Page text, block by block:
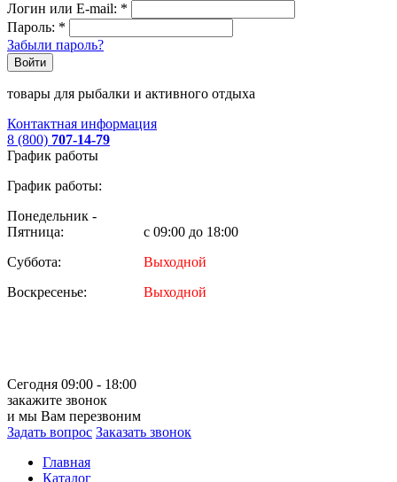
Логин или E-mail: *
Пароль: *
Забыли пароль?
Войти
товары для рыбалки и активного отдыха
Контактная информация
8 (800) 707-14-79
График работы
График работы:
Понедельник -
Пятница:
с 09:00 до 18:00
Суббота:
Выходной
Воскресенье:
Выходной
Сегодня 09:00 - 18:00
закажите звонок
и мы Вам перезвоним
Задать вопрос Заказать звонок
Главная
Каталог